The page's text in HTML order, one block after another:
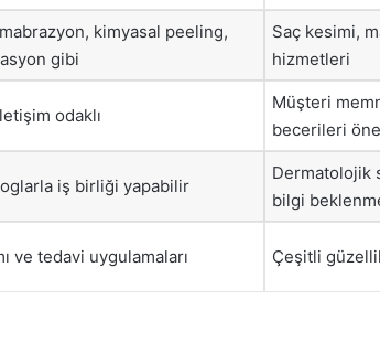
kimyasal peeling,
gibi
Saç kesimi,
hizmetleri
odaklı
Müşteri
becerileri
iş birliği yapabilir
Dermatolojik
bilgi
ve tedavi uygulamaları Çeşitli